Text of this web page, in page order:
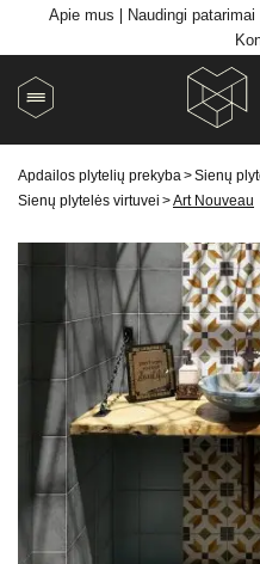
Apie mus Naudingi patarimai
Apdailos plytelių prekyba >Sienų
Sienų plytelės virtuvei >Art Nouveau